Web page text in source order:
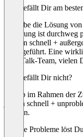
Was gefällt Dir am
Ich habe die Lösung
Erfahrung ist durchweg
werden schnell +
durchgeführt. Eine
ScaleTalk-Team, vielen
Was gefällt Dir nicht?
Es gab im Rahmen der
jedoch schnell +
wurden.
Welche Probleme löst